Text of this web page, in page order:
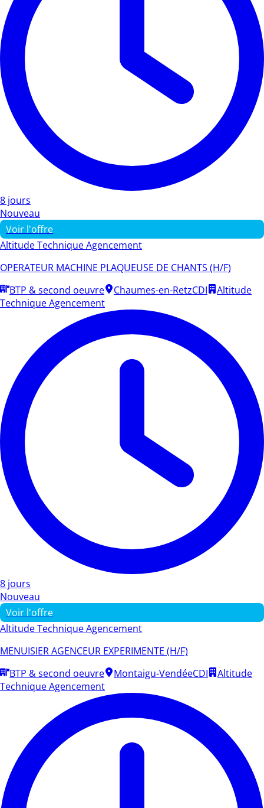
8 jours
Nouveau
Voir l'offre
Altitude Technique Agencement
OPERATEUR MACHINE PLAQUEUSE DE CHANTS (H/F)
BTP & second oeuvre
Chaumes-en-RetzCDI
Altitude
Technique Agencement
8 jours
Nouveau
Voir l'offre
Altitude Technique Agencement
MENUISIER AGENCEUR EXPERIMENTE (H/F)
BTP & second oeuvre
Montaigu-VendéeCDI
Altitude
Technique Agencement